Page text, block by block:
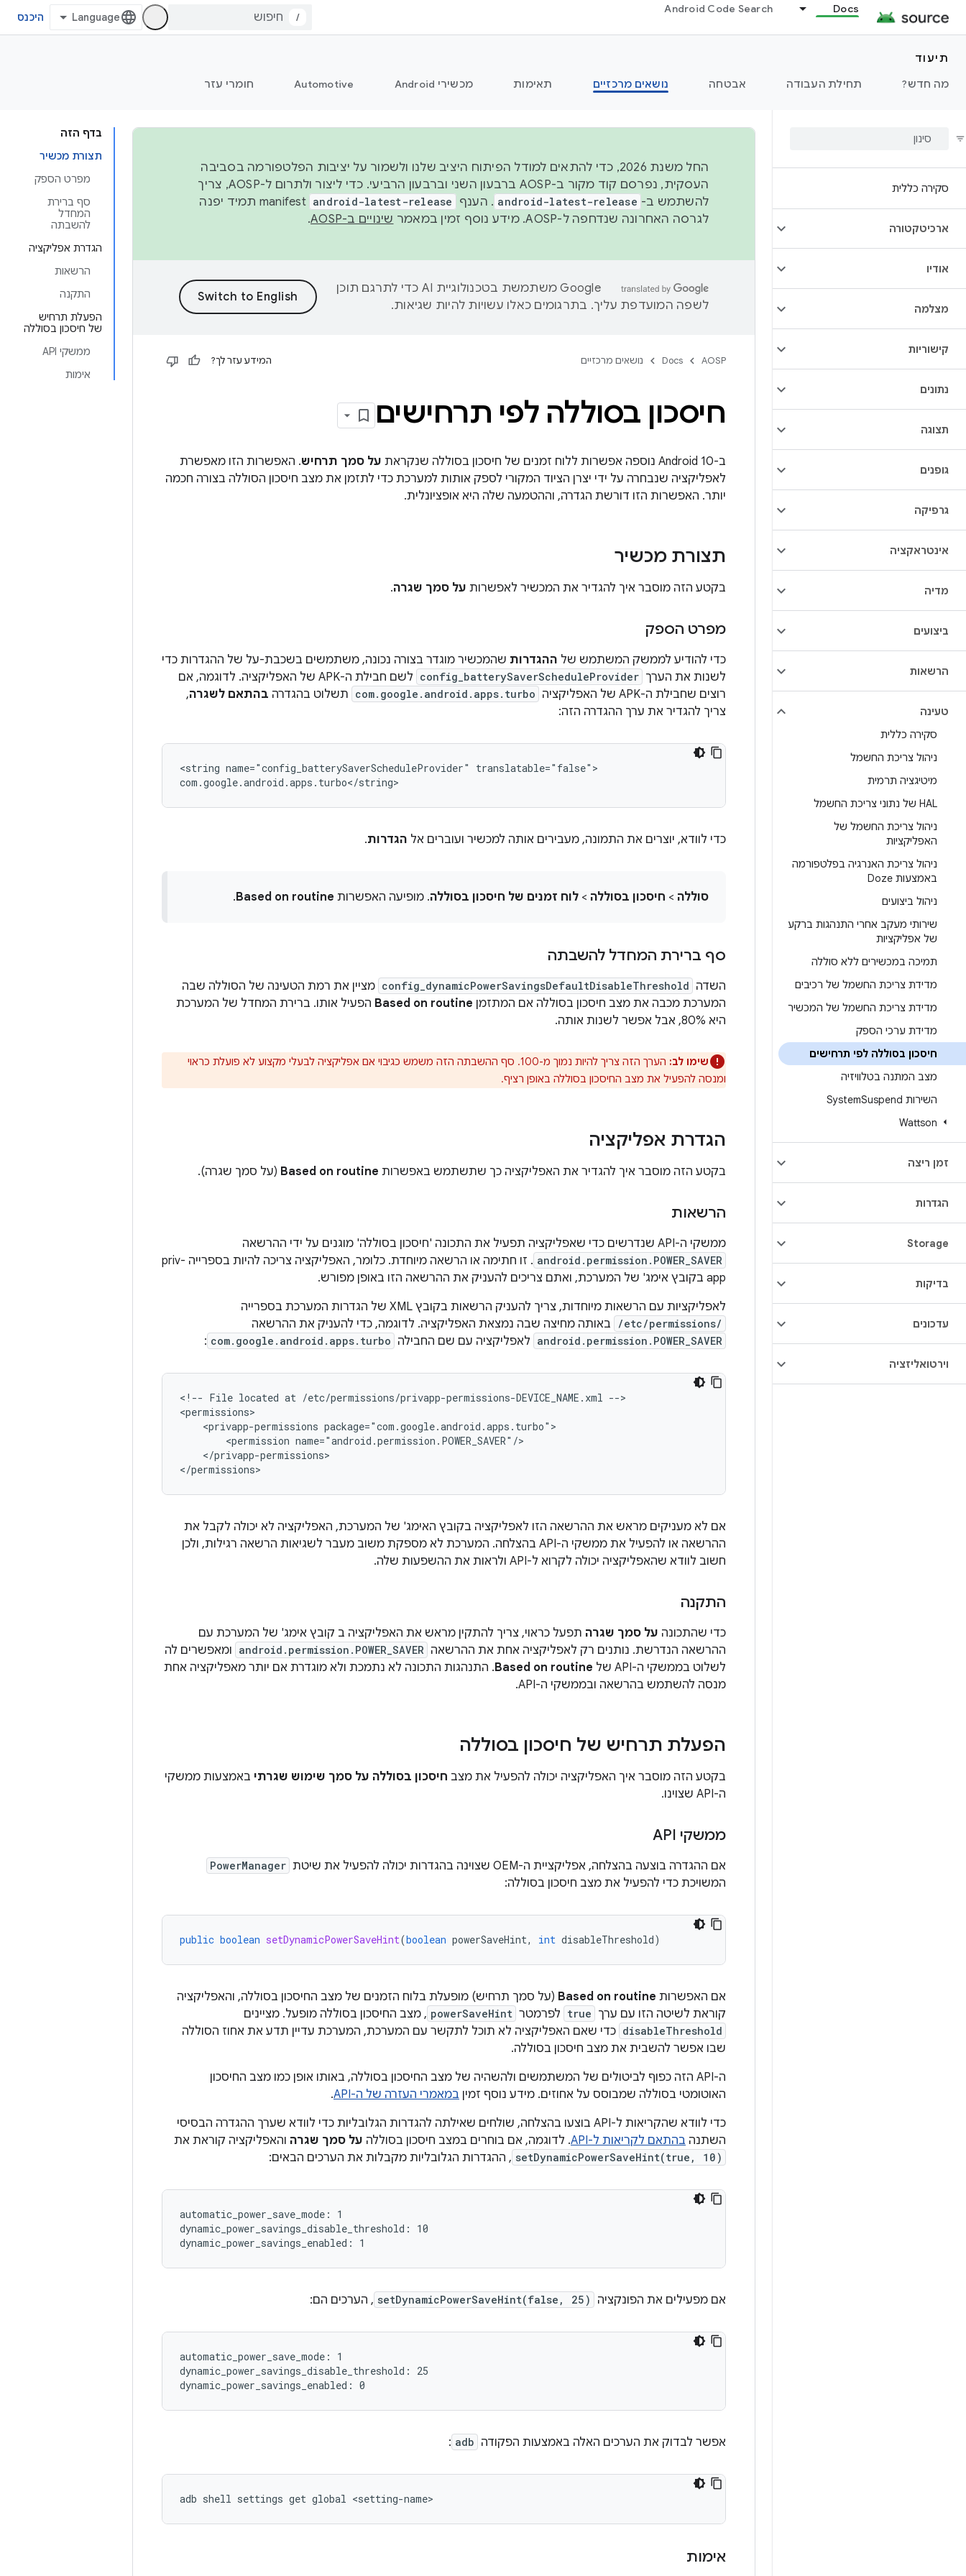
Docs
Android Code Search
/ היכנס
תיעוד
מה חדש?
תחילת העבודה אבטחה נושאים מרכזיים תאימות מכשירי Android Automotive חומרי עזר
סקירה כללית
ארכיטקטורה
אודיו
מצלמה
קישוריות
נתונים
תצוגה
גופנים
גרפיקה
אינטראקציה
מדיה
ביצועים
הרשאות
טעינה
סקירה כללית
ניהול צריכת החשמל
מיטיגציה תרמית
HAL של נתוני צריכת החשמל
ניהול צריכת החשמל של
האפליקציות
ניהול צריכת האנרגיה בפלטפורמה
באמצעות Doze
ניהול ביצועים
שירותי מעקב אחרי התנהגות ברקע
של אפליקציות
תמיכה במכשירים ללא סוללה
מדידת צריכת החשמל של רכיבים
מדידת צריכת החשמל של המכשיר
מדידת ערכי הספק
חיסכון בסוללה לפי תרחישים
מצב המתנה בטלוויזיה
השירות System Suspend
Wattson
זמן ריצה
הגדרות
Storage
בדיקות
עדכונים
וירטואליזציה
בדף הזה
תצורת מכשיר
מפרט הספק
סף ברירת
המחדל
להשבתה
הגדרת אפליקציה
הרשאות
התקנה
הפעלת תרחיש
של חיסכון בסוללה
ממשקי API
אימות
החל משנת 2026, כדי להתאים למודל הפיתוח היציב שלנו ולשמור על יציבות הפלטפורמה בסביבה
העסקית, נפרסם קוד מקור ב-AOSP ברבעון השני וברבעון הרביעי. כדי ליצור ולתרום ל-AOSP, צריך
להשתמש ב- android-latest-release . הענף android-latest-release
manifest תמיד יפנה
לגרסה האחרונה שנדחפה ל-AOSP. מידע נוסף זמין במאמר
שינויים ב-AOSP .
‫Google משתמשת בטכנולוגיית AI כדי לתרגם תוכן
לשפה המועדפת עליך. בתרגומים כאלו עשויות להיות שגיאות.
AOSP
Docs נושאים מרכזיים המידע עזר לך?
חיסכון בסוללה לפי תרחישים
ב-Android 10 נוספה אפשרות ללוח זמנים של חיסכון בסוללה שנקראת על סמך תרחיש. האפשרות הזו מאפשרת
לאפליקציה שנבחרה על ידי יצרן הציוד המקורי לספק אותות למערכת כדי לתזמן את מצב חיסכון הסוללה בצורה חכמה
יותר. האפשרות הזו דורשת הגדרה, וההטמעה שלה היא אופציונלית.
תצורת מכשיר
בקטע הזה מוסבר איך להגדיר את המכשיר לאפשרות על סמך שגרה.
מפרט הספק
כדי להודיע לממשק המשתמש של ההגדרות שהמכשיר מוגדר בצורה נכונה, משתמשים בשכבת-על של ההגדרות כדי
לשנות את הערך config_batterySaverScheduleProvider
לשם חבילת ה-APK של האפליקציה. לדוגמה, אם
רוצים שחבילת ה-APK של האפליקציה
com.google.android.apps.turbo תשלוט בהגדרה בהתאם לשגרה,
צריך להגדיר את ערך ההגדרה הזה:
<string name="config_batterySaverScheduleProvider"
translatable="false">
כדי לוודא, יוצרים את התמונה, מעבירים אותה למכשיר ועוברים אל הגדרות.
סוללה > חיסכון בסוללה > לוח זמנים של חיסכון בסוללה. מופיעה האפשרות Based on routine
.
סף ברירת המחדל להשבתה
השדה config_dynamicPowerSavingsDefaultDisableThreshold מציין את רמת הטעינה של הסוללה שבה
המערכת מכבה את מצב חיסכון בסוללה אם המתזמן Based on routine הפעיל אותו. ברירת המחדל של המערכת
היא 80%, אבל אפשר לשנות אותה.
שימו לב:
הערך הזה צריך להיות נמוך מ-100. סף ההשבתה הזה משמש כגיבוי אם אפליקציה לבעלי מקצוע לא פועלת כראוי
ומנסה להפעיל את מצב החיסכון בסוללה באופן רציף.
הגדרת אפליקציה
בקטע הזה מוסבר איך להגדיר את האפליקציה כך שתשתמש באפשרות Based on routine (על סמך שגרה).
הרשאות
ממשקי ה-API שנדרשים כדי שאפליקציה תפעיל את התכונה 'חיסכון בסוללה' מוגנים על ידי ההרשאה
android.permission.POWER_SAVER
. זו חתימה או הרשאה מיוחדת. כלומר, האפליקציה צריכה להיות בספרייה priv-
app בקובץ אימג' של המערכת, ואתם צריכים להעניק את ההרשאה הזו באופן מפורש.
לאפליקציות עם הרשאות מיוחדות, צריך להעניק הרשאות בקובץ XML של הגדרות המערכת בספרייה
/etc/permissions/ באותה מחיצה שבה נמצאת האפליקציה. לדוגמה, כדי להעניק את ההרשאה
android.permission.POWER_SAVER לאפליקציה עם שם החבילה com.google.android.apps.turbo
:
<!-- File located at /etc/permissions/privapp-permissions-DEVICE_NAME.xml -->
<privapp-permissions
<permission
</privapp-permissions>
אם לא מעניקים מראש את ההרשאה הזו לאפליקציה בקובץ האימג' של המערכת, האפליקציה לא יכולה לקבל את
ההרשאה או להפעיל את ממשקי ה-API בהצלחה. המערכת לא מספקת משוב מעבר לשגיאות הרשאה רגילות, ולכן
חשוב לוודא שהאפליקציה יכולה לקרוא ל-API ולראות את ההשפעות שלה.
התקנה
כדי שהתכונה על סמך שגרה תפעל כראוי, צריך להתקין מראש את האפליקציה ב קובץ אימג' של המערכת עם
ההרשאה הנדרשת. נותנים רק לאפליקציה אחת את ההרשאה android.permission.POWER_SAVER ומאפשרים לה
לשלוט בממשקי ה-API של
Based on routine. התנהגות התכונה לא נתמכת ולא מוגדרת אם יותר מאפליקציה אחת
מנסה להשתמש בהרשאה ובממשקי ה-API.
הפעלת תרחיש של חיסכון בסוללה
בקטע הזה מוסבר איך האפליקציה יכולה להפעיל את מצב חיסכון בסוללה על סמך שימוש שגרתי באמצעות ממשקי
ה-API שצוינו.
ממשקי API
אם ההגדרה בוצעה בהצלחה, אפליקציית ה-OEM שצוינה בהגדרות יכולה להפעיל את שיטת PowerManager
המשויכת כדי להפעיל את מצב חיסכון בסוללה:
public boolean setDynamicPowerSaveHint(boolean powerSaveHint, int disableThreshold)
אם האפשרות Based on routine (על סמך תרחיש) מופעלת בלוח הזמנים של מצב החיסכון בסוללה, והאפליקציה
קוראת לשיטה הזו עם ערך true לפרמטר powerSaveHint , מצב החיסכון בסוללה מופעל. מציינים
disableThreshold כדי שאם האפליקציה לא תוכל לתקשר עם המערכת, המערכת עדיין תדע את אחוז הסוללה
שבו אפשר להשבית את מצב חיסכון בסוללה.
ה-API הזה כפוף לביטולים של המשתמשים ולהשהיה של מצב החיסכון בסוללה, באותו אופן כמו מצב החיסכון
האוטומטי בסוללה שמבוסס על אחוזים. מידע נוסף זמין במאמרי העזרה של ה-API
.
כדי לוודא שהקריאות ל-API בוצעו בהצלחה, שולחים שאילתה להגדרות הגלובליות כדי לוודא שערך ההגדרה הבסיסי
השתנה בהתאם לקריאות ל-API . לדוגמה, אם בוחרים במצב חיסכון בסוללה על סמך שגרה והאפליקציה קוראת את
setDynamicPowerSaveHint(true, 10) , ההגדרות הגלובליות מקבלות את הערכים הבאים:
automatic_power_save_mode: 1
dynamic_power_savings_disable_threshold: 10
אם מפעילים את הפונקציה setDynamicPowerSaveHint(false, 25) , הערכים הם:
automatic_power_save_mode: 1
dynamic_power_savings_disable_threshold: 25
אפשר לבדוק את הערכים האלה באמצעות הפקודה adb
:
adb shell settings get global
אימות